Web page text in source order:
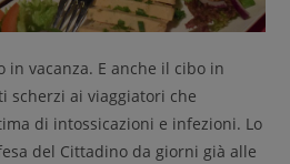
vacanza. E anche il cibo in
scherzi ai viaggiatori che
di intossicazioni e infezioni. Lo
del Cittadino da giorni già alle